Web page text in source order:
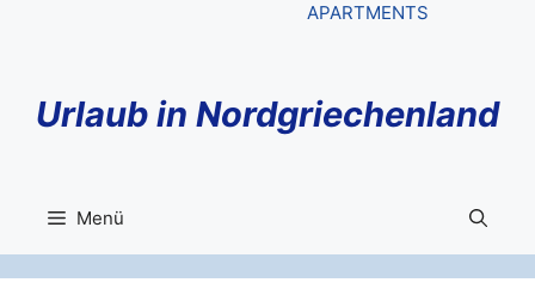
APARTMENTS
Urlaub in Nordgriechenland
Menü